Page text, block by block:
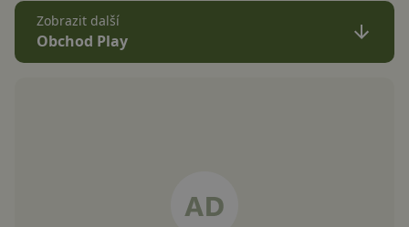
Zobrazit další
Obchod Play